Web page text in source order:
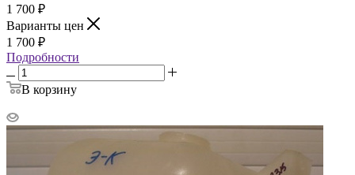
1 700 ₽
Варианты цен
1 700 ₽
Подробности
В корзину